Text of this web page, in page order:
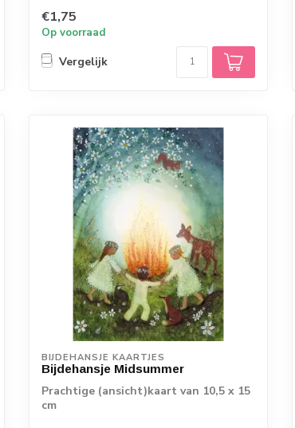
€1,75
Op voorraad
Vergelijk
BIJDEHANSJE KAARTJES
Bijdehansje Midsummer
Prachtige (ansicht)kaart van 10,5 x 15
cm